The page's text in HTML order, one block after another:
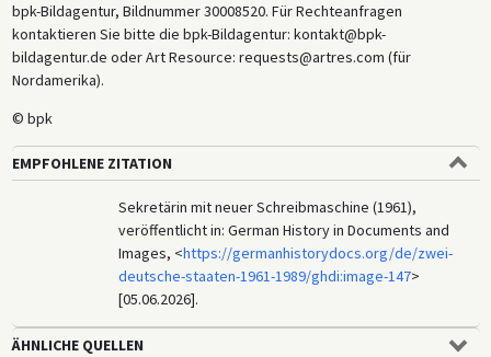
bpk-Bildagentur, Bildnummer 30008520. Für Rechteanfragen
kontaktieren Sie bitte die bpk-Bildagentur: kontakt@bpk-
bildagentur.de oder Art Resource: requests@artres.com (für
Nordamerika).
© bpk
EMPFOHLENE ZITATION
Sekretärin mit neuer Schreibmaschine (1961),
veröffentlicht in: German History in Documents and
Images, <https://germanhistorydocs.org/de/zwei-
deutsche-staaten-1961-1989/ghdi:image-147>
[05.06.2026].
ÄHNLICHE QUELLEN